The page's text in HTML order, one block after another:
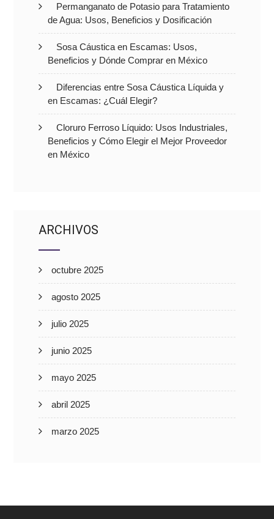
Permanganato de Potasio para Tratamiento
de Agua: Usos, Beneficios y Dosificación
Sosa Cáustica en Escamas: Usos,
Beneficios y Dónde Comprar en México
Diferencias entre Sosa Cáustica Líquida y
en Escamas: ¿Cuál Elegir?
Cloruro Ferroso Líquido: Usos Industriales,
Beneficios y Cómo Elegir el Mejor Proveedor
en México
ARCHIVOS
octubre 2025
agosto 2025
julio 2025
junio 2025
mayo 2025
abril 2025
marzo 2025